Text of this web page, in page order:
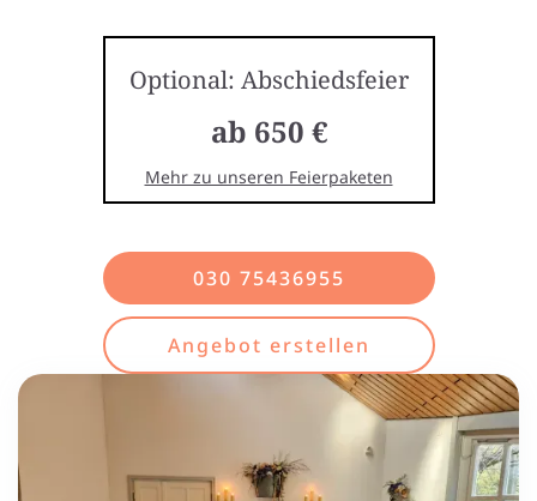
Optional: Abschiedsfeier
ab 650 €
Mehr zu unseren Feierpaketen
030 75436955
Angebot erstellen